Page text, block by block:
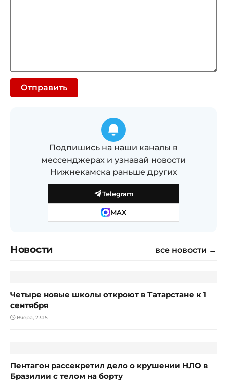
Отправить
Подпишись на наши каналы в
мессенджерах и узнавай новости
Нижнекамска раньше других
Telegram
MAX
Новости все новости →
Четыре новые школы откроют в Татарстане к 1
сентября
Вчера, 23:15
Пентагон рассекретил дело о крушении НЛО в
Бразилии с телом на борту